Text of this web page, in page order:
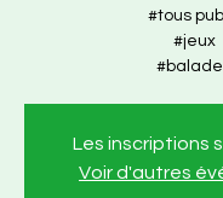
#tous
#jeux
Les inscriptions
Voir d'autres